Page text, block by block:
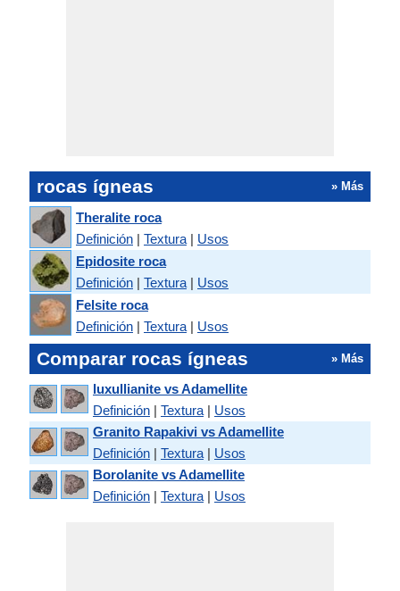
rocas ígneas » Más
Theralite roca
Definición | Textura | Usos
Epidosite roca
Definición | Textura | Usos
Felsite roca
Definición | Textura | Usos
Comparar rocas ígneas » Más
luxullianite vs Adamellite
Definición | Textura | Usos
Granito Rapakivi vs Adamellite
Definición | Textura | Usos
Borolanite vs Adamellite
Definición | Textura | Usos